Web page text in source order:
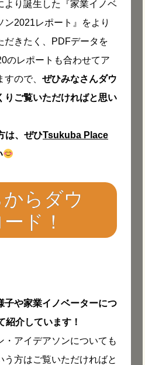
より誕生した『家業イノベ
ン2021レポート』をより
だきたく、PDFデータを
のレポートも合わせてア
ので、 ぜひみなさんダウ
りご覧いただければと思い
は、ぜひTsukuba Place
らダウ
ド！
子や家業イノベーターにつ
紹介しています！
・アイデアソンについても
う方はご覧いただければと